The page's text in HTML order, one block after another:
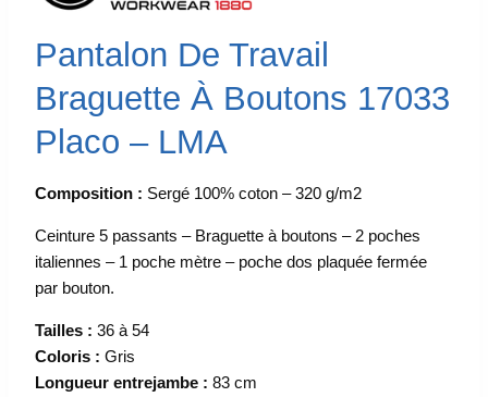
Pantalon De Travail
Braguette À Boutons 17033
Placo – LMA
Composition : Sergé 100% coton – 320 g/m2
Ceinture 5 passants – Braguette à boutons – 2 poches
italiennes – 1 poche mètre – poche dos plaquée fermée
par bouton.
Tailles : 36 à 54
Coloris : Gris
Longueur entrejambe : 83 cm